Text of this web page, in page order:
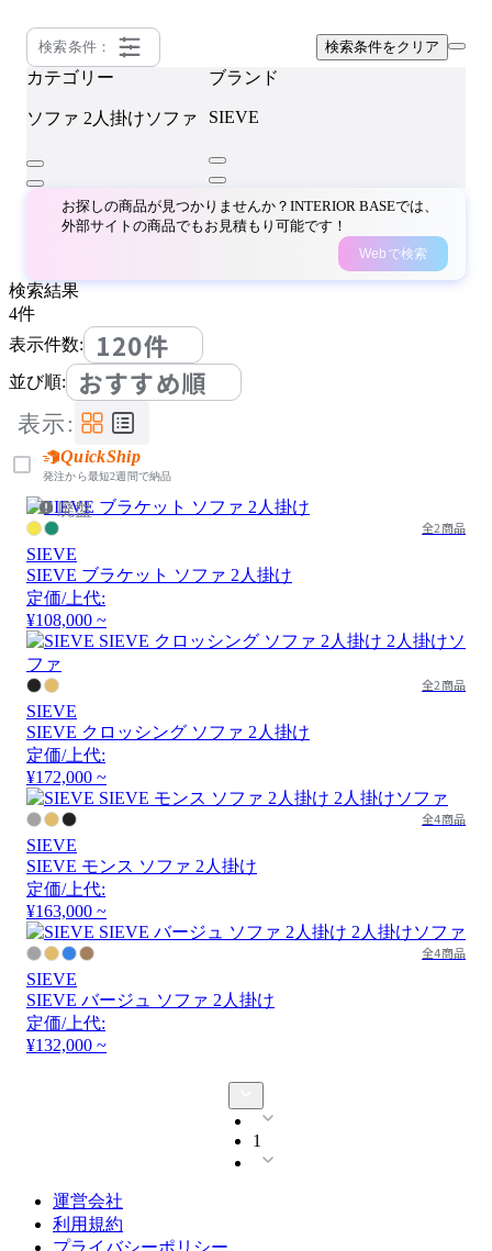
検索条件： 検索条件をクリア
カテゴリー
ソファ 2人掛けソファ
ブランド
SIEVE
お探しの商品が見つかりませんか？INTERIOR BASEでは、
外部サイトの商品でもお見積もり可能です！
Webで検索
検索結果
4件
表示件数:
120件
並び順: おすすめ順
表示:
QuickShip
発注から最短2週間で納品
廃盤
全2商品
SIEVE
SIEVE ブラケット ソファ 2人掛け
定価/上代:
¥108,000 ~
全2商品
SIEVE
SIEVE クロッシング ソファ 2人掛け
定価/上代:
¥172,000 ~
全4商品
SIEVE
SIEVE モンス ソファ 2人掛け
定価/上代:
¥163,000 ~
全4商品
SIEVE
SIEVE バージュ ソファ 2人掛け
定価/上代:
¥132,000 ~
1
運営会社
利用規約
プライバシーポリシー